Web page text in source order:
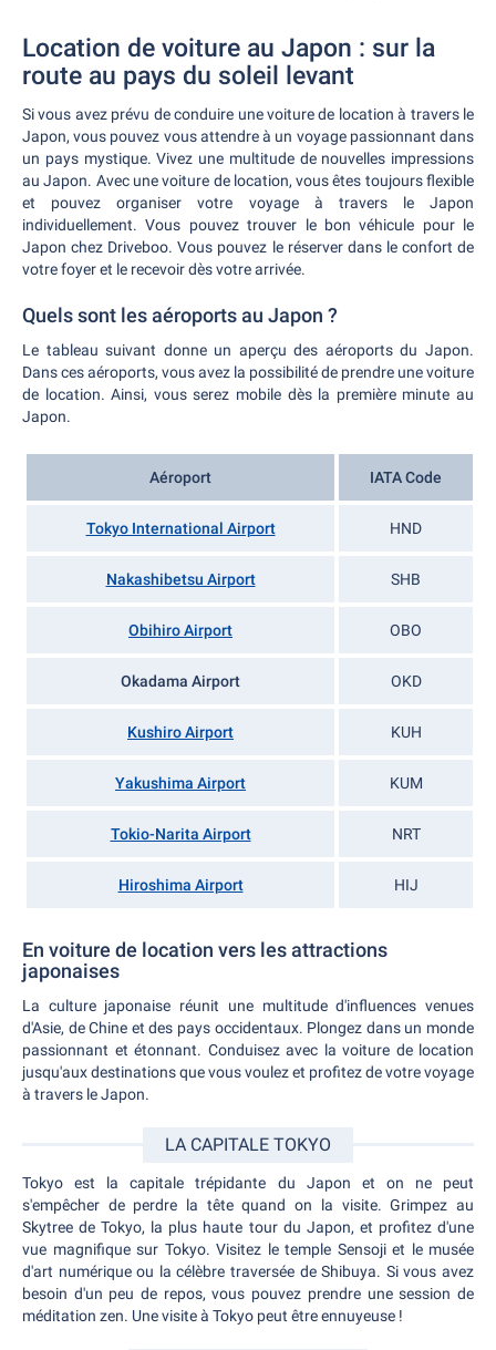
Location de voiture au Japon : sur la
route au pays du soleil levant
Si vous avez prévu de conduire une voiture de location à travers le
Japon, vous pouvez vous attendre à un voyage passionnant dans
un pays mystique. Vivez une multitude de nouvelles impressions
au Japon. Avec une voiture de location, vous êtes toujours flexible
et pouvez organiser votre voyage à travers le Japon
individuellement. Vous pouvez trouver le bon véhicule pour le
Japon chez Driveboo. Vous pouvez le réserver dans le confort de
votre foyer et le recevoir dès votre arrivée.
Quels sont les aéroports au Japon ?
Le tableau suivant donne un aperçu des aéroports du Japon.
Dans ces aéroports, vous avez la possibilité de prendre une voiture
de location. Ainsi, vous serez mobile dès la première minute au
Japon.
Aéroport IATA Code
Tokyo International Airport HND
Nakashibetsu Airport SHB
Obihiro Airport OBO
Okadama Airport OKD
Kushiro Airport KUH
Yakushima Airport KUM
Tokio-Narita Airport NRT
Hiroshima Airport HIJ
En voiture de location vers les attractions
japonaises
La culture japonaise réunit une multitude d'influences venues
d'Asie, de Chine et des pays occidentaux. Plongez dans un monde
passionnant et étonnant. Conduisez avec la voiture de location
jusqu'aux destinations que vous voulez et profitez de votre voyage
à travers le Japon.
LA CAPITALE TOKYO
Tokyo est la capitale trépidante du Japon et on ne peut
s'empêcher de perdre la tête quand on la visite. Grimpez au
Skytree de Tokyo, la plus haute tour du Japon, et profitez d'une
vue magnifique sur Tokyo. Visitez le temple Sensoji et le musée
d'art numérique ou la célèbre traversée de Shibuya. Si vous avez
besoin d'un peu de repos, vous pouvez prendre une session de
méditation zen. Une visite à Tokyo peut être ennuyeuse !